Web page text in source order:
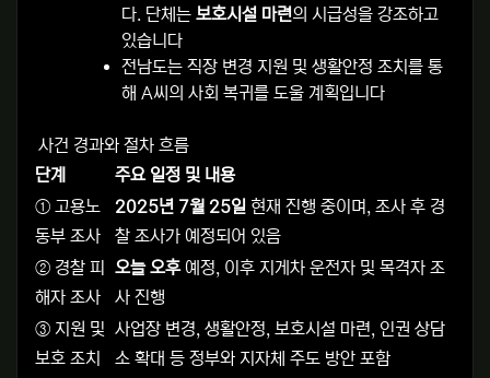
다. 단체는 보호시설 마련의 시급성을 강조하고
있습니다
전남도는 직장 변경 지원 및 생활안정 조치를 통
해 A씨의 사회 복귀를 도울 계획입니다
사건 경과와 절차 흐름
단계
주요 일정 및 내용
① 고용노
동부 조사
2025년 7월 25일 현재 진행 중이며, 조사 후 경
찰 조사가 예정되어 있음
② 경찰 피
해자 조사
오늘 오후예정, 이후 지게차 운전자 및 목격자 조
사 진행
③ 지원 및
보호 조치
사업장 변경, 생활안정, 보호시설 마련, 인권 상담
소 확대 등 정부와 지자체 주도 방안 포함